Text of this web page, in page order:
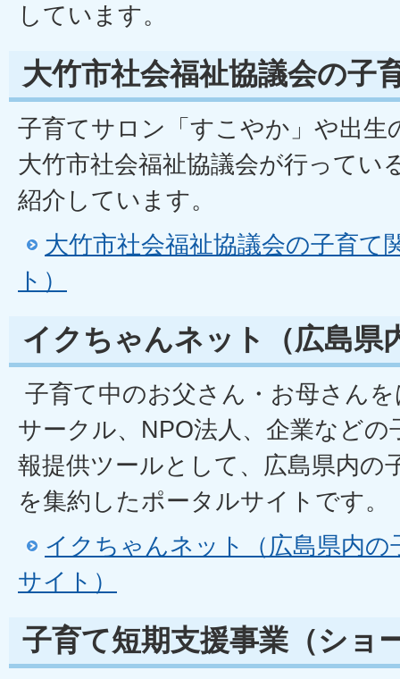
しています。
大竹市社会福祉協議会の子
子育てサロン「すこやか」や出生
大竹市社会福祉協議会が行ってい
紹介しています。
大竹市社会福祉協議会の子育て
ト）
イクちゃんネット（広島県
子育て中のお父さん・お母さん
サークル、NPO法人、企業などの
報提供ツールとして、広島県内の
を集約したポータルサイトです。
イクちゃんネット（広島県内の
サイト）
子育て短期支援事業（ショ